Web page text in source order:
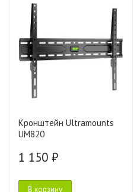
Кронштейн Ultramounts
UM820
1 150 ₽
В корзину